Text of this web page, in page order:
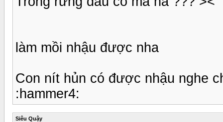
làm mồi nhậu được nha
Con nít hủn có được nhậu nghe
:hammer4:
Siêu Quậy